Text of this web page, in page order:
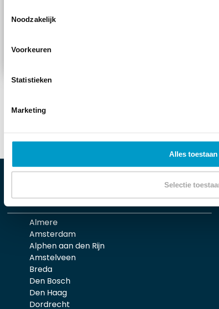
Noodzakelijk
Voorkeuren
Statistieken
Marketing
Alles toestaan
Selectie
Almere
Amsterdam
Alphen aan den Rijn
Amstelveen
Breda
Den Bosch
Den Haag
Dordrecht